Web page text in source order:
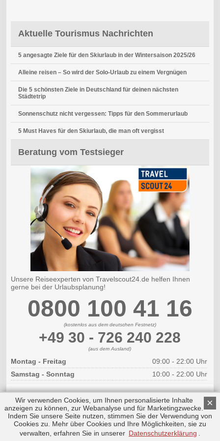
Aktuelle Tourismus Nachrichten
5 angesagte Ziele für den Skiurlaub in der Wintersaison 2025/26
Alleine reisen – So wird der Solo-Urlaub zu einem Vergnügen
Die 5 schönsten Ziele in Deutschland für deinen nächsten
Städtetrip
Sonnenschutz nicht vergessen: Tipps für den Sommerurlaub
5 Must Haves für den Skiurlaub, die man oft vergisst
Beratung vom Testsieger
Unsere Reiseexperten von Travelscout24.de helfen Ihnen
gerne bei der Urlaubsplanung!
0800 100 41 16
(kostenlos aus dem deutschen Festnetz)
+49 30 - 726 240 228
(aus dem Ausland)
Montag - Freitag
09:00 - 22:00 Uhr
Samstag - Sonntag
10:00 - 22:00 Uhr
Copyright © 2026 by Triplemind GmbH
Impressum|Datenschutz
Nach oben
×
Wir verwenden Cookies, um Ihnen personalisierte Inhalte
anzeigen zu können, zur Webanalyse und für Marketingzwecke.
Indem Sie unsere Seite nutzen, stimmen Sie der Verwendung von
Cookies zu. Mehr über Cookies und Ihre Möglichkeiten, sie zu
verwalten, erfahren Sie in unserer Datenschutzerklärung